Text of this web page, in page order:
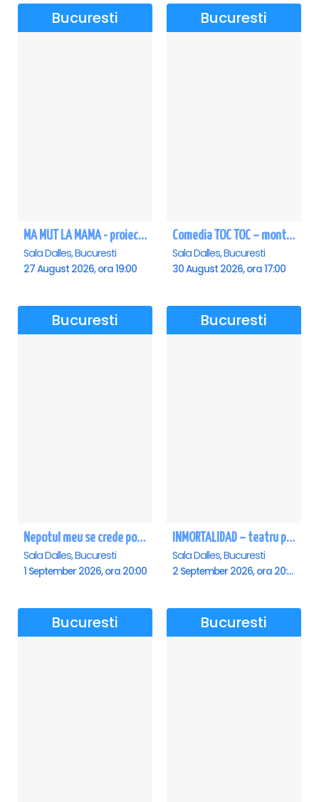
Bucuresti
MA MUT LA MAMA - proiectie film Dalles
Sala Dalles, Bucuresti
27 August 2026, ora 19:00
Bucuresti
Comedia TOC TOC – montarea originală
Sala Dalles, Bucuresti
30 August 2026, ora 17:00
Bucuresti
Nepotul meu se crede poet - Sala Dalles
Sala Dalles, Bucuresti
1 September 2026, ora 20:00
Bucuresti
INMORTALIDAD – teatru poetic cu Magda Catone & Maxim Belciug
Sala Dalles, Bucuresti
2 September 2026, ora 20:00
Bucuresti Bucuresti